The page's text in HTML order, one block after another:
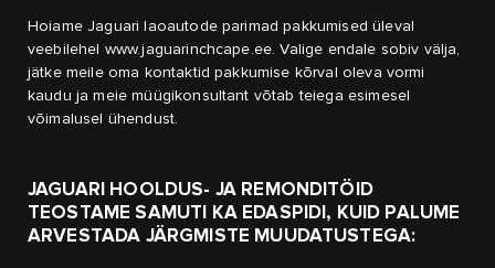
Hoiame Jaguari laoautode parimad pakkumised üleval
veebilehel www.jaguarinchcape.ee. Valige endale sobiv välja,
jätke meile oma kontaktid pakkumise kõrval oleva vormi
kaudu ja meie müügikonsultant võtab teiega esimesel
võimalusel ühendust.
JAGUARI HOOLDUS- JA REMONDITÖID
TEOSTAME SAMUTI KA EDASPIDI, KUID PALUME
ARVESTADA JÄRGMISTE MUUDATUSTEGA: